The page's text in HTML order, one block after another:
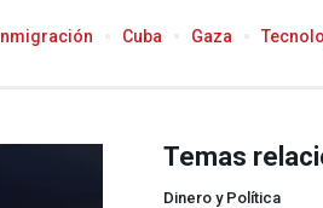
Inmigración Cuba Gaza
Temas
Dinero y Política